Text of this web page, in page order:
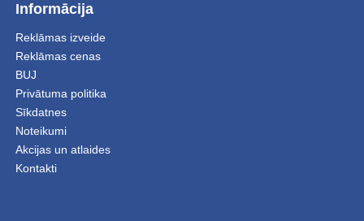
Informācija
Reklāmas izveide
Reklāmas cenas
BUJ
Privātuma politika
Sīkdatnes
Noteikumi
Akcijas un atlaides
Kontakti